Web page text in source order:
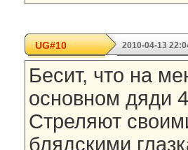
UG#10 2010-04-13
Бесит, что на
основном дяди
Стреляют
блядскими